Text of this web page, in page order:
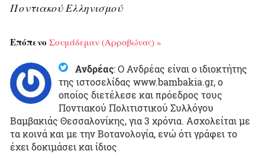
Ποντιακού Ελληνισμού
Επόπενο Σουμάδεμαν (Αρραβώνας) »
Ανδρέας:Ο Ανδρέας είναι ο ιδιοκτήτης
της ιστοσελίδας www.bambakia.gr, ο
οποίος διετέλεσε και πρόεδρος τους
Ποντιακού Πολιτιστικού Συλλόγου
Βαμβακιάς Θεσσαλονίκης, για 3 χρόνια. Ασχολείται με
τα κοινά και με την Βοτανολογία, ενώ ότι γράφει το
έχει δοκιμάσει και ίδιος